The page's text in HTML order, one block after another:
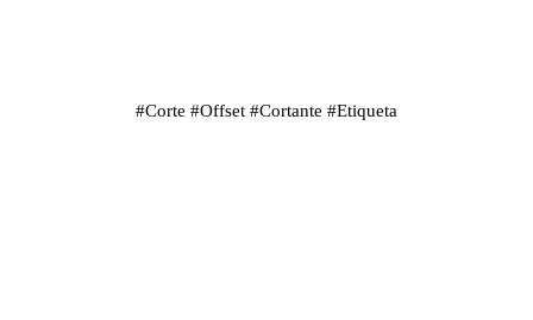
#Corte #Offset #Cortante #Etiqueta